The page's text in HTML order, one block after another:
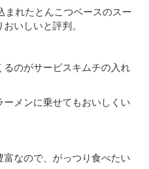
れたとんこつベースのスー
いしいと評判。
のがサービスキムチの入れ
メンに乗せてもおいしくい
なので、がっつり食べたい